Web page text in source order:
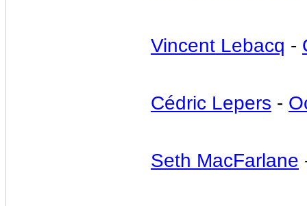
Vincent Lebacq -
Cédric Lepers -
Seth MacFarlane